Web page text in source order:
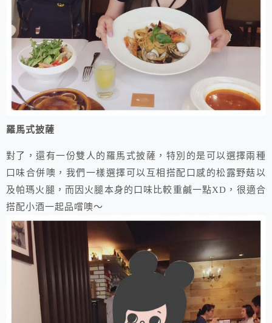
​羅馬式披薩
對了，還有一份雙人的羅馬式披薩，特別的是可以選擇兩種
口味合併噢，我們一樣選擇可以互相搭配口感的松露野菇以
及帕瑪火腿，而因火腿本身的口味比較重鹹一點XD，很適合
搭配小酒一起品嚐噢～